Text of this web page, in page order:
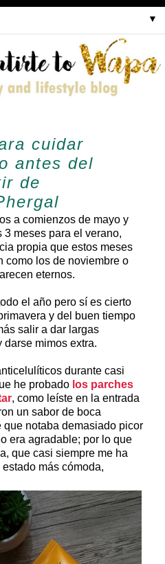
▼
cuidar
antes del
de
a comienzos de mayo y
meses para el verano,
propia que estos meses
como los de noviembre o
eternos.
el año pero sí es cierto
y del buen tiempo
salir a dar largas
mimos extra.
durante casi
he probado los parches
, como leíste en la entrada
un sabor de boca
notaba demasiado picor
era agradable; por lo que
que casi siempre me ha
más cómoda,